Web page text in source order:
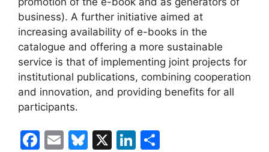
business). A further initiative aimed at
increasing availability of e-books in the
catalogue and offering a more sustainable
service is that of implementing joint projects for
institutional publications, combining cooperation
and innovation, and providing benefits for all
participants.
F
E
Bl X
Li